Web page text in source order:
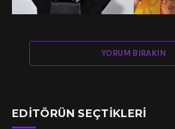
YORUM BIRAKIN
EDITÖRÜN SEÇTIKLERI